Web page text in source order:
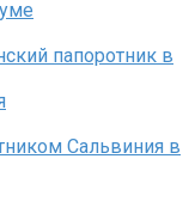
папоротник в
Сальвиния в